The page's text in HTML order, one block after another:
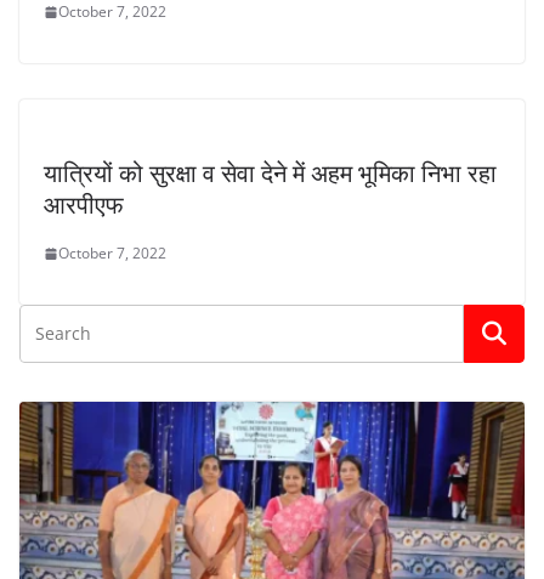
October 7, 2022
यात्रियों को सुरक्षा व सेवा देने में अहम भूमिका निभा रहा
आरपीएफ
October 7, 2022